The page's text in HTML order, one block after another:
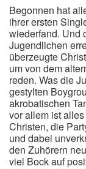
Begonnen hat
ihrer ersten
wiederfand. Und
Jugendlichen
überzeugte
um von dem
reden. Was die
gestylten
akrobatischen
vor allem ist
Christen, die
und dabei
den Zuhörern
viel Bock auf